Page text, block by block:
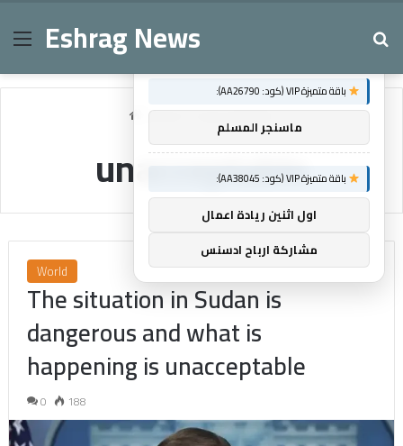
MenuEshrag News
Home/unacceptable
unacceptable
World
The situation in Sudan is
dangerous and what is
happening is unacceptable
0 188
×
باقة متميزة VIP (كود: AA26790):
ماسنجر المسلم
باقة متميزة VIP (كود: AA38045):
اول اثنين ريادة اعمال
مشاركة ارباح ادسنس